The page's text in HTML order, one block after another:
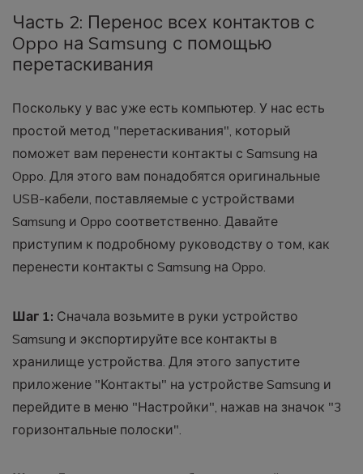
Часть 2: Перенос всех контактов с
Oppo на Samsung с помощью
перетаскивания
Поскольку у вас уже есть компьютер. У нас есть
простой метод "перетаскивания", который
поможет вам перенести контакты с Samsung на
Oppo. Для этого вам понадобятся оригинальные
USB-кабели, поставляемые с устройствами
Samsung и Oppo соответственно. Давайте
приступим к подробному руководству о том, как
перенести контакты с Samsung на Oppo.
Шаг 1: Сначала возьмите в руки устройство
Samsung и экспортируйте все контакты в
хранилище устройства. Для этого запустите
приложение "Контакты" на устройстве Samsung и
перейдите в меню "Настройки", нажав на значок "3
горизонтальные полоски".